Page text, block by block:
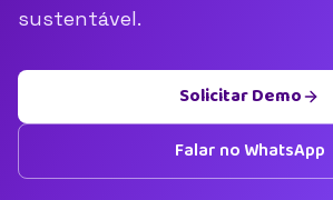
sustentável.
Solicitar Demo
Falar no WhatsApp